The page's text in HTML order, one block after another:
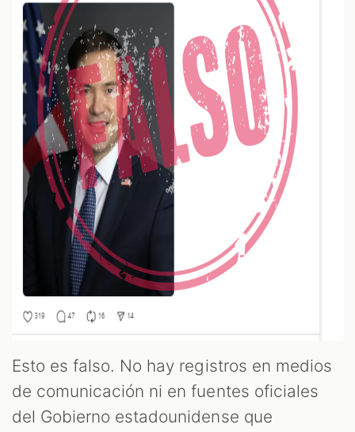
Esto es falso. No hay registros en medios
de comunicación ni en fuentes oficiales
del Gobierno estadounidense que